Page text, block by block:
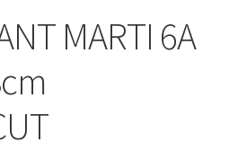
MARTI 6A